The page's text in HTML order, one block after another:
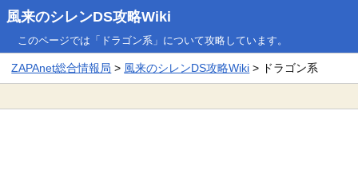
風来のシレンDS攻略Wiki
このページでは「ドラゴン系」について攻略しています。
ZAPAnet総合情報局 > 風来のシレンDS攻略Wiki > ドラゴン系